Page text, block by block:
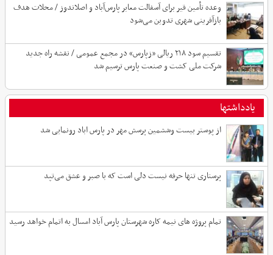
وعده تأمین قیر برای آسفالت معابر پارس‌آباد و اصلاندوز / محلات هدف
بازآفرینی شهری تدوین می‌شود
تقسیم سود ۲۱۸ ریالی «زپارس» در مجمع عمومی / نقشه راه جدید
شرکت ملی کشت و صنعت پارس ترسیم شد
یادداشتها
از پوستر بیست وششمین پرسش مهر در پارس اباد رونمایی شد
پرستاری تنها حرفه نیست دلی است که با صبر و عشق می‌تپد
تمام پروژه های نیمه کاره شهرستان پارس آباد امسال به اتمام خواهد رسید